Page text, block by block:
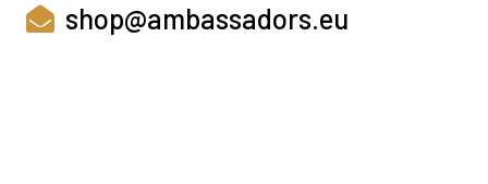
shop@ambassadors.eu